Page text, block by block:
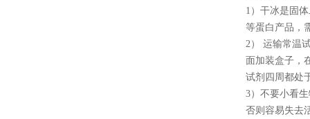
1 ）干冰是固
等蛋白产品，
2） 运输常温
面加装盒子，
试剂四周都处
3）不要小看
否则容易失去